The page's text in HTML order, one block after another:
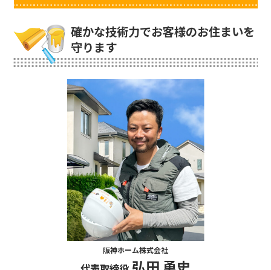
確かな技術力でお客様のお住まいを
守ります
阪神ホーム株式会社